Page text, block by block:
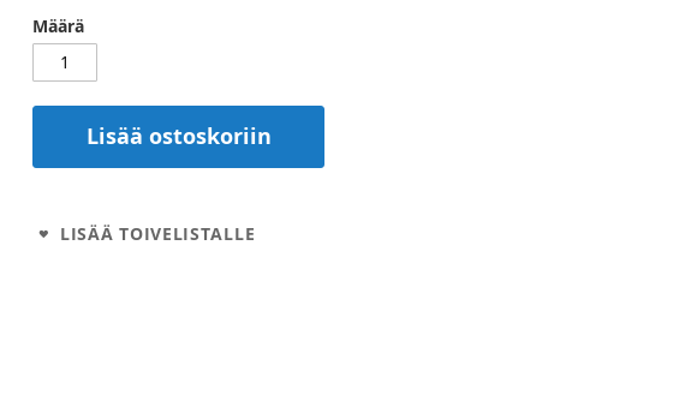
Määrä
Lisää ostoskoriin
LISÄÄ TOIVELISTALLE